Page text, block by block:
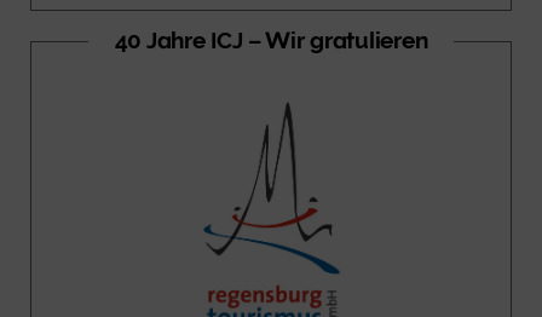
40 Jahre ICJ – Wir gratulieren